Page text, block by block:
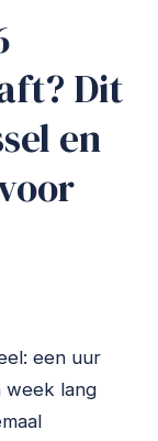
Dit
en
een uur
week lang